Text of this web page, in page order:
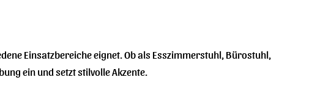
Einsatzbereiche eignet. Ob als Esszimmerstuhl, Bürostuhl,
ein und setzt stilvolle Akzente.